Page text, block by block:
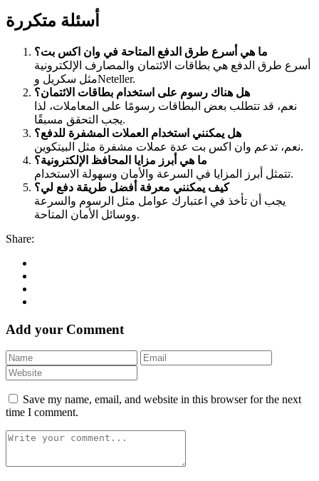
أسئلة متكررة
ما هي أسرع طرق الدفع المتاحة في وان اكس بت؟
أسرع طرق الدفع هي بطاقات الائتمان والمصارف الإلكترونية
مثل سكريل وNeteller.
هل هناك رسوم على استخدام بطاقات الائتمان؟
نعم، قد تتطلب بعض البطاقات رسومًا على المعاملات، لذا
يجب التحقق مسبقًا.
هل يمكنني استخدام العملات المشفرة للدفع؟
نعم، تدعم وان اكس بت عدة عملات مشفرة مثل البيتكوين.
ما هي أبرز مزايا المحافظ الإلكترونية؟
تتمثل أبرز المزايا في السرعة والأمان وسهولة الاستخدام.
كيف يمكنني معرفة أفضل طريقة دفع لي؟
يجب أن تأخذ في اعتبارك عوامل مثل الرسوم والسرعة
ووسائل الأمان المتاحة.
Share:
Add your Comment
Save my name, email, and website in this browser for the next
time I comment.